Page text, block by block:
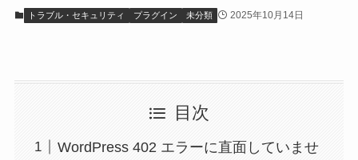
トラブル・セキュリティ プラグイン 未分類 2025年10月14日
目次
WordPress 402 エラーに直面していませ